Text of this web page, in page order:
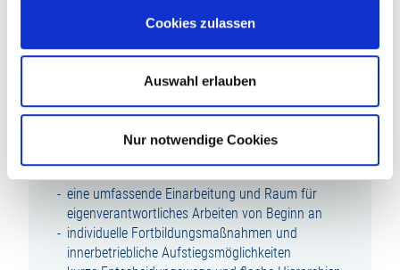
Cookies zulassen
Auswahl erlauben
Nur notwendige Cookies
WIR BIETEN IHNEN:
und modernen Arbeitsplatz in unserem
wachstumsstarken Unternehmen innerhalb der
eine umfassende Einarbeitung und Raum für
eigenverantwortliches Arbeiten von Beginn an
individuelle Fortbildungsmaßnahmen und
innerbetriebliche Aufstiegsmöglichkeiten